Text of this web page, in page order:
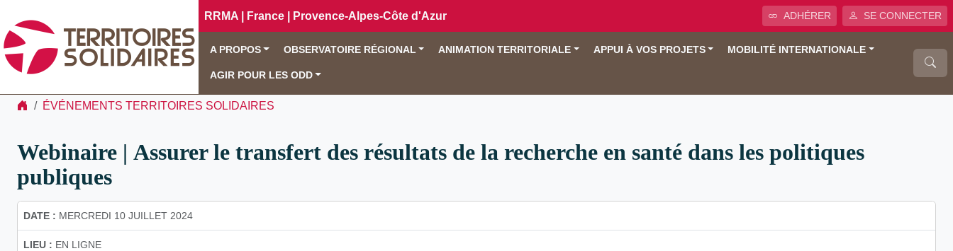
RRMA | France | Provence-Alpes-Côte d'Azur ADHÉRER SE CONNECTER
A PROPOS OBSERVATOIRE RÉGIONAL ANIMATION TERRITORIALE APPUI À VOS PROJETS MOBILITÉ INTERNATIONALE
AGIR POUR LES ODD
ÉVÉNEMENTS TERRITOIRES SOLIDAIRES
Webinaire | Assurer le transfert des résultats de la recherche en santé dans les politiques
publiques
DATE : MERCREDI 10 JUILLET 2024
LIEU : EN LIGNE